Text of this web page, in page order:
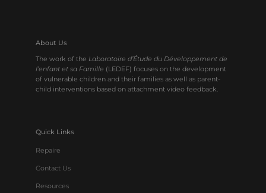
About Us
The work of the Laboratoire d’Étude du Développement de
l’enfant et sa Famille (LEDEF) focuses on the development
of vulnerable children and their families as well as parent-
child interventions based on attachment video feedback.
Quick Links
Repaire
Contact Us
Resources